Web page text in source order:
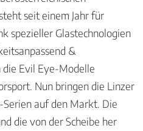
seit einem Jahr für
spezieller Glastechnologien
&
Evil Eye-Modelle
Nun bringen die Linzer
auf den Markt. Die
die von der Scheibe her